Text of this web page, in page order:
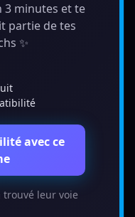
3 minutes et te
partie de tes
✨
avec ce
leur voie